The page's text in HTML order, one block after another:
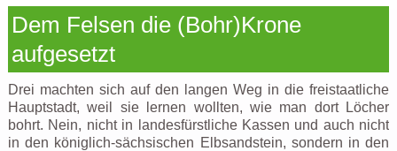
Dem Felsen die (Bohr)Krone
aufgesetzt
Drei machten sich auf den langen Weg in die freistaatliche
Hauptstadt, weil sie lernen wollten, wie man dort Löcher
bohrt. Nein, nicht in landesfürstliche Kassen und auch nicht
in den königlich-sächsischen Elbsandstein, sondern in den